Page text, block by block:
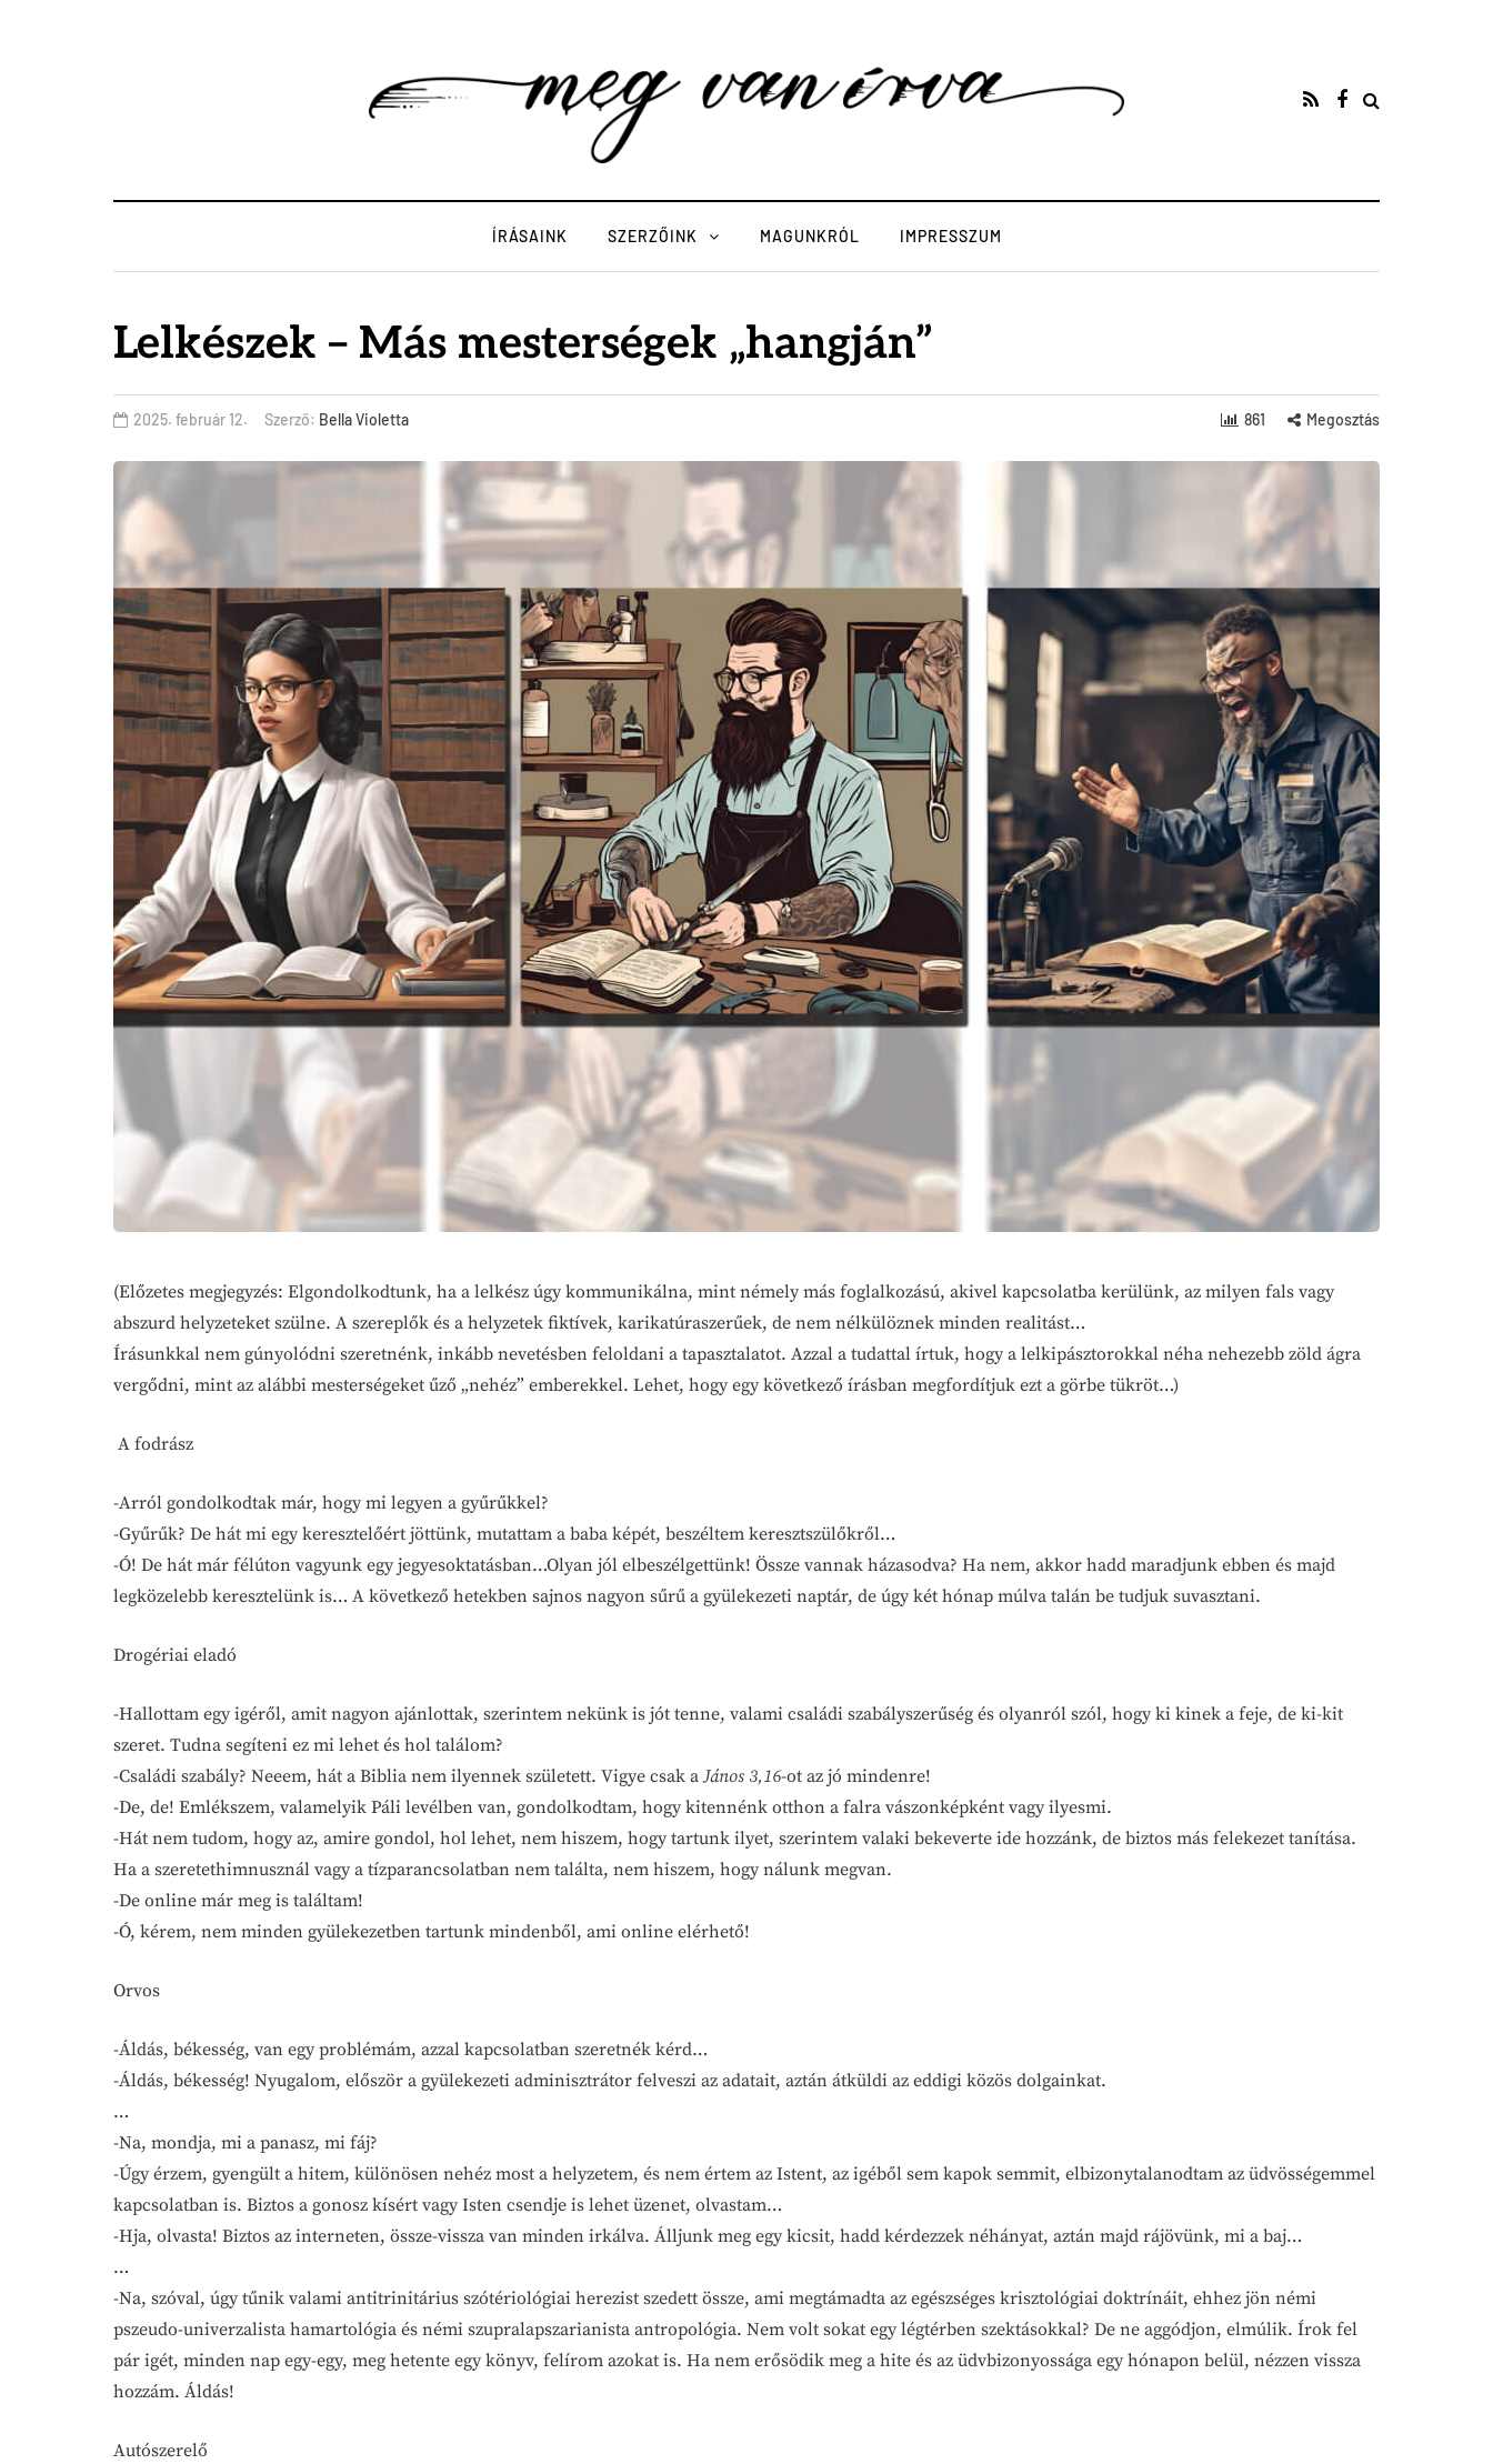
ÍRÁSAINK SZERZŐINK MAGUNKRÓL IMPRESSZUM
Lelkészek – Más mesterségek „hangján”
2025. február 12. Szerző: Bella Violetta 861 Megosztás
(Előzetes megjegyzés: Elgondolkodtunk, ha a lelkész úgy kommunikálna, mint némely más foglalkozású, akivel kapcsolatba kerülünk, az milyen fals vagy
abszurd helyzeteket szülne. A szereplők és a helyzetek fiktívek, karikatúraszerűek, de nem nélkülöznek minden realitást…
Írásunkkal nem gúnyolódni szeretnénk, inkább nevetésben feloldani a tapasztalatot. Azzal a tudattal írtuk, hogy a lelkipásztorokkal néha nehezebb zöld ágra
vergődni, mint az alábbi mesterségeket űző „nehéz” emberekkel. Lehet, hogy egy következő írásban megfordítjuk ezt a görbe tükröt…)
A fodrász
-Arról gondolkodtak már, hogy mi legyen a gyűrűkkel?
-Gyűrűk? De hát mi egy keresztelőért jöttünk, mutattam a baba képét, beszéltem keresztszülőkről…
-Ó! De hát már félúton vagyunk egy jegyesoktatásban…Olyan jól elbeszélgettünk! Össze vannak házasodva? Ha nem, akkor hadd maradjunk ebben és majd
legközelebb keresztelünk is… A következő hetekben sajnos nagyon sűrű a gyülekezeti naptár, de úgy két hónap múlva talán be tudjuk suvasztani.
Drogériai eladó
-Hallottam egy igéről, amit nagyon ajánlottak, szerintem nekünk is jót tenne, valami családi szabályszerűség és olyanról szól, hogy ki kinek a feje, de ki-kit
szeret. Tudna segíteni ez mi lehet és hol találom?
-Családi szabály? Neeem, hát a Biblia nem ilyennek született. Vigye csak aJános 3,16-ot az jó mindenre!
-De, de! Emlékszem, valamelyik Páli levélben van, gondolkodtam, hogy kitennénk otthon a falra vászonképként vagy ilyesmi.
-Hát nem tudom, hogy az, amire gondol, hol lehet, nem hiszem, hogy tartunk ilyet, szerintem valaki bekeverte ide hozzánk, de biztos más felekezet tanítása.
Ha a szeretethimnusznál vagy a tízparancsolatban nem találta, nem hiszem, hogy nálunk megvan.
-De online már meg is találtam!
-Ó, kérem, nem minden gyülekezetben tartunk mindenből, ami online elérhető!
Orvos
-Áldás, békesség, van egy problémám, azzal kapcsolatban szeretnék kérd…
-Áldás, békesség! Nyugalom, először a gyülekezeti adminisztrátor felveszi az adatait, aztán átküldi az eddigi közös dolgainkat.
…
-Na, mondja, mi a panasz, mi fáj?
-Úgy érzem, gyengült a hitem, különösen nehéz most a helyzetem, és nem értem az Istent, az igéből sem kapok semmit, elbizonytalanodtam az üdvösségemmel
kapcsolatban is. Biztos a gonosz kísért vagy Isten csendje is lehet üzenet, olvastam…
-Hja, olvasta! Biztos az interneten, össze-vissza van minden irkálva. Álljunk meg egy kicsit, hadd kérdezzek néhányat, aztán majd rájövünk, mi a baj…
…
-Na, szóval, úgy tűnik valami antitrinitárius szótériológiai herezist szedett össze, ami megtámadta az egészséges krisztológiai doktrínáit, ehhez jön némi
pszeudo-univerzalista hamartológia és némi szupralapszarianista antropológia. Nem volt sokat egy légtérben szektásokkal? De ne aggódjon, elmúlik. Írok fel
pár igét, minden nap egy-egy, meg hetente egy könyv, felírom azokat is. Ha nem erősödik meg a hite és az üdvbizonyossága egy hónapon belül, nézzen vissza
hozzám. Áldás!
Autószerelő